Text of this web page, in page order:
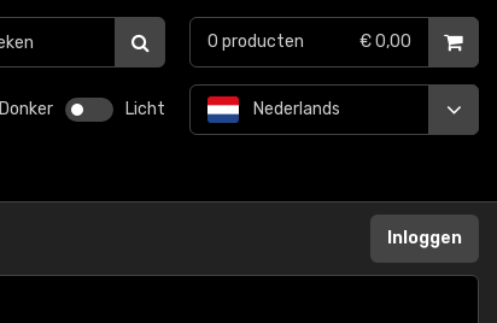
Donker Licht Nederlands
0 producten € 0,00
Inloggen